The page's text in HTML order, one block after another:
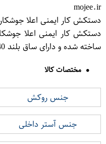
mojee.ir
دستکش کار ایمنی اعلا جوشکاری 40 سانتی متری
ساخته شده و دارای ساق بلند 40 سانتی‌متری است که از ساعد و دست در برابر جرقه‌ها و حرارت بالا محافظت می‌کند
مختصات کالا
جنس روکش
جنس آستر داخلی